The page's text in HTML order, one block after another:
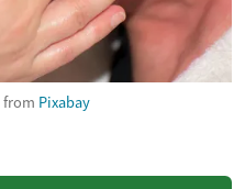
from Pixabay